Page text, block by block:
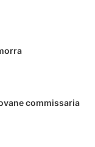
commissaria